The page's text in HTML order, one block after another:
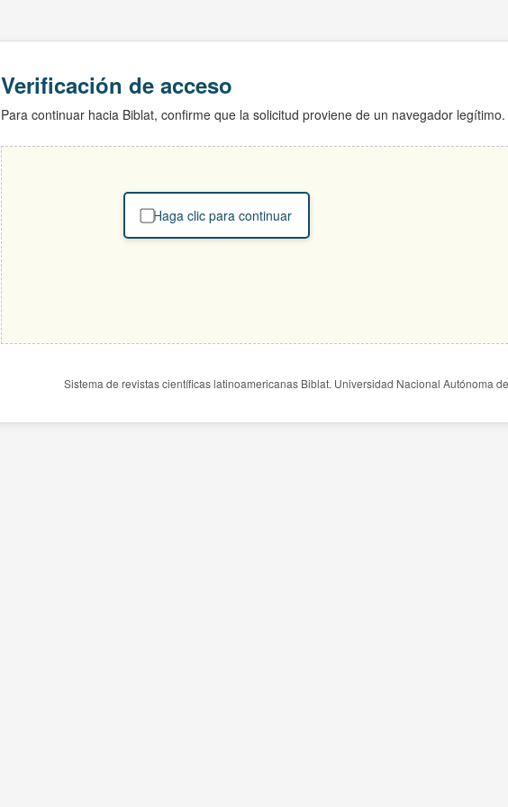
Verificación de acceso
Para continuar hacia Biblat, confirme que la solicitud proviene de un navegador legítimo.
Haga clic para continuar
Sistema de revistas científicas latinoamericanas Biblat. Universidad Nacional Autónoma